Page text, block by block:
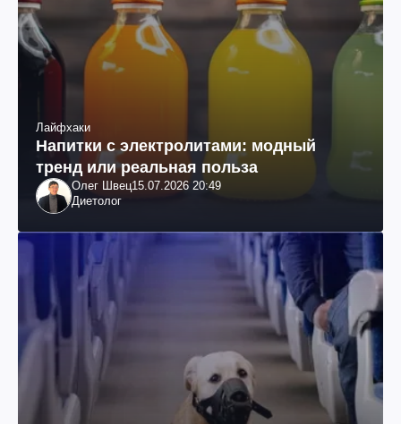
Лайфхаки
Напитки с электролитами: модный
тренд или реальная польза
Олег Швец15.07.2026 20:49
Диетолог